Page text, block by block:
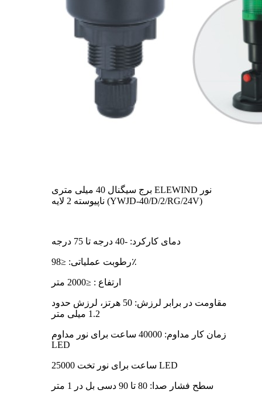
برج سیگنال 40 میلی متری ELEWIND نور
ناپیوسته 2 لایه (YWJD-40/D/2/RG/24V)
دمای کارکرد: -40 درجه تا 75 درجه
رطوبت عملیاتی: ≤98٪
ارتفاع : ≤2000 متر
مقاومت در برابر لرزش: 50 هرتز، لرزش حدود
1.2 میلی متر
زمان کار مداوم: 40000 ساعت برای نور مداوم
LED
25000 ساعت برای نور تخت LED
سطح فشار صدا: 80 تا 90 دسی بل در 1 متر